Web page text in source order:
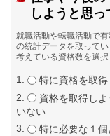
しようと思っ
就職活動や転職活動で
の統計データを取って
考えている資格数を選択
特に資格を取
資格を取得し
いない
特に必要な１